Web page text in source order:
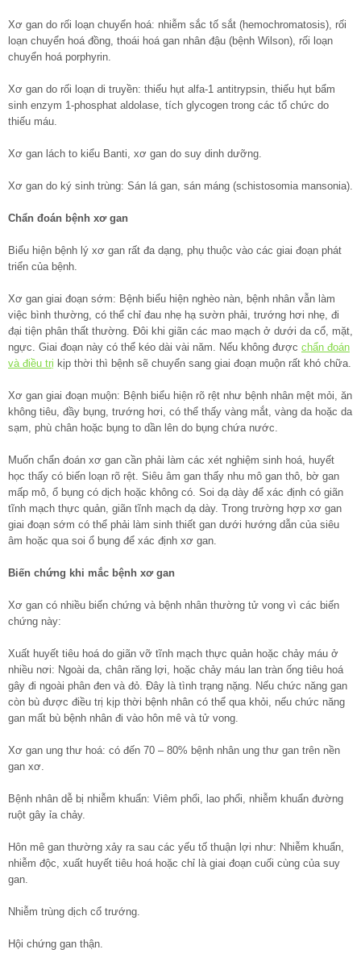
Xơ gan do rối loạn chuyển hoá: nhiễm sắc tố sắt (hemochromatosis), rối
loạn chuyển hoá đồng, thoái hoá gan nhân đậu (bệnh Wilson), rối loạn
chuyển hoá porphyrin.
Xơ gan do rối loạn di truyền: thiếu hụt alfa-1 antitrypsin, thiếu hụt bẩm
sinh enzym 1-phosphat aldolase, tích glycogen trong các tổ chức do
thiếu máu.
Xơ gan lách to kiểu Banti, xơ gan do suy dinh dưỡng.
Xơ gan do ký sinh trùng: Sán lá gan, sán máng (schistosomia mansonia).
Chẩn đoán bệnh xơ gan
Biểu hiện bệnh lý xơ gan rất đa dạng, phụ thuộc vào các giai đoạn phát
triển của bệnh.
Xơ gan giai đoạn sớm: Bệnh biểu hiện nghèo nàn, bệnh nhân vẫn làm
việc bình thường, có thể chỉ đau nhẹ hạ sườn phải, trướng hơi nhẹ, đi
đại tiện phân thất thường. Đôi khi giãn các mao mạch ở dưới da cổ, mặt,
ngực. Giai đoạn này có thể kéo dài vài năm. Nếu không được chẩn đoán
và điều trị kịp thời thì bệnh sẽ chuyển sang giai đoạn muộn rất khó chữa.
Xơ gan giai đoạn muộn: Bệnh biểu hiện rõ rệt như bệnh nhân mệt mỏi, ăn
không tiêu, đầy bụng, trướng hơi, có thể thấy vàng mắt, vàng da hoặc da
sạm, phù chân hoặc bụng to dần lên do bụng chứa nước.
Muốn chẩn đoán xơ gan cần phải làm các xét nghiệm sinh hoá, huyết
học thấy có biến loạn rõ rệt. Siêu âm gan thấy nhu mô gan thô, bờ gan
mấp mô, ổ bụng có dịch hoặc không có. Soi dạ dày để xác định có giãn
tĩnh mạch thực quản, giãn tĩnh mạch dạ dày. Trong trường hợp xơ gan
giai đoạn sớm có thể phải làm sinh thiết gan dưới hướng dẫn của siêu
âm hoặc qua soi ổ bụng để xác định xơ gan.
Biến chứng khi mắc bệnh xơ gan
Xơ gan có nhiều biến chứng và bệnh nhân thường tử vong vì các biến
chứng này:
Xuất huyết tiêu hoá do giãn vỡ tĩnh mạch thực quản hoặc chảy máu ở
nhiều nơi: Ngoài da, chân răng lợi, hoặc chảy máu lan tràn ống tiêu hoá
gây đi ngoài phân đen và đỏ. Đây là tình trạng nặng. Nếu chức năng gan
còn bù được điều trị kịp thời bệnh nhân có thể qua khỏi, nếu chức năng
gan mất bù bệnh nhân đi vào hôn mê và tử vong.
Xơ gan ung thư hoá: có đến 70 – 80% bệnh nhân ung thư gan trên nền
gan xơ.
Bệnh nhân dễ bị nhiễm khuẩn: Viêm phổi, lao phổi, nhiễm khuẩn đường
ruột gây ỉa chảy.
Hôn mê gan thường xảy ra sau các yếu tố thuận lợi như: Nhiễm khuẩn,
nhiễm độc, xuất huyết tiêu hoá hoặc chỉ là giai đoạn cuối cùng của suy
gan.
Nhiễm trùng dịch cổ trướng.
Hội chứng gan thận.